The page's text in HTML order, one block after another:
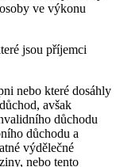
ve výkonu
jsou příjemci
nebo které dosáhly
avšak
důchodu
důchodu a
výdělečné
nebo tento